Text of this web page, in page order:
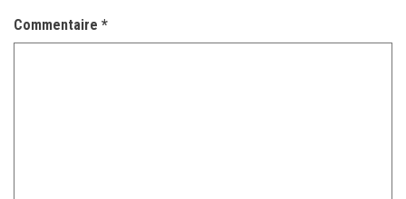
Commentaire *